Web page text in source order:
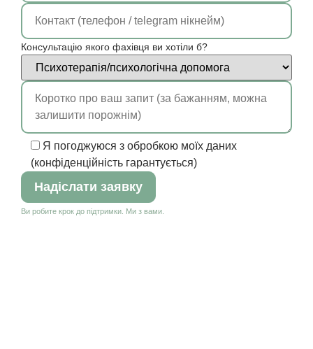
Консультацію якого фахівця ви хотіли б?
Я погоджуюся з обробкою моїх даних
(конфіденційність гарантується)
Ви робите крок до підтримки. Ми з вами.